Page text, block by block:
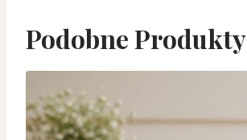
Podobne Produkty